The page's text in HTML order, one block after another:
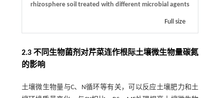
rhizosphere soil treated with different microbial agents
Full size
2.3 不同生物菌剂对芹菜连作根际土壤微生物量碳氮
的影响
土壤微生物量与C、N循环等有关，可以反应土壤肥力和土